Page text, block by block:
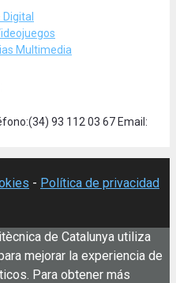
Multimedia
93 112 03 67 Email:
- Política de privacidad
de Catalunya utiliza
mejorar la experiencia de
Para obtener más